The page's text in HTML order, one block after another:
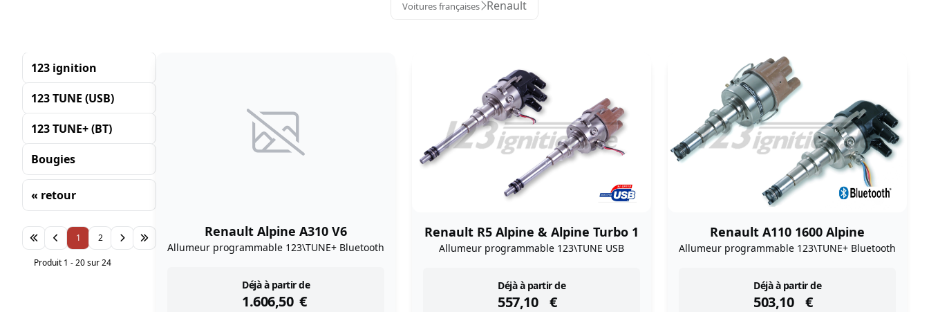
Voitures françaises Renault
123 ignition
123 TUNE (USB)
123 TUNE+ (BT)
Bougies
« retour
Tri
1 2
Produit 1 - 20 sur 24
Renault Alpine A310 V6
Allumeur programmable 123\TUNE+ Bluetooth
Déjà à partir de
1.606,50 €
instock
Renault R5 Alpine & Alpine Turbo 1
Allumeur programmable 123\TUNE USB
Déjà à partir de
557,10 €
instock
Renault A110 1600 Alpine
Allumeur programmable 123\TUNE+ Bluetooth
Déjà à partir de
503,10 €
instock